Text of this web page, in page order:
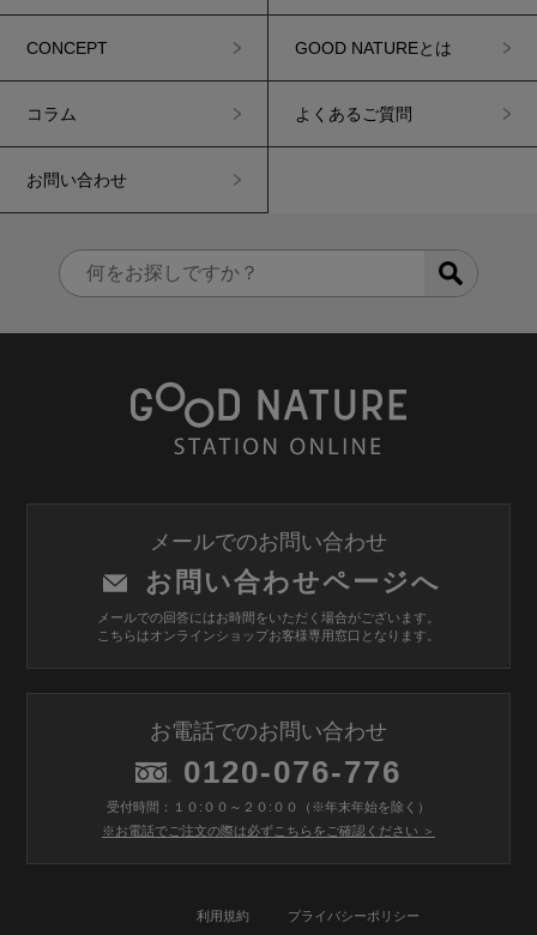
CONCEPT GOOD NATUREとは
コラム よくあるご質問
お問い合わせ
メールでのお問い合わせ
お問い合わせページへ
メールでの回答にはお時間をいただく場合がございます。
こちらはオンラインショップお客様専用窓口となります。
お電話でのお問い合わせ
0120-076-776
受付時間：１０:００～２０:００（※年末年始を除く）
※お電話でご注文の際は必ずこちらをご確認ください ＞
利用規約 プライバシーポリシー